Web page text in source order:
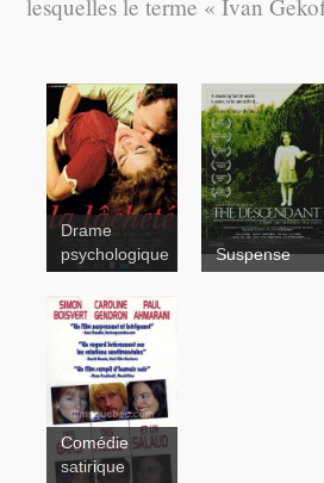
lesquelles le terme « Ivan
Lâcheté
Drame
psychologique
Suspense
Comédie
satirique